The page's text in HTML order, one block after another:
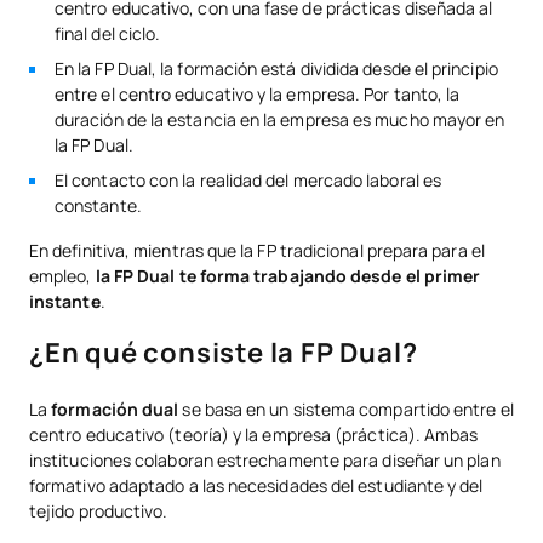
centro educativo, con una fase de prácticas diseñada al
final del ciclo.
En la FP Dual, la formación está dividida desde el principio
entre el centro educativo y la empresa. Por tanto, la
duración de la estancia en la empresa es mucho mayor en
la FP Dual.
El contacto con la realidad del mercado laboral es
constante.
En definitiva, mientras que la FP tradicional prepara para el
empleo, la FP Dual te forma trabajando desde el primer
instante.
¿En qué consiste la FP Dual?
Laformación dual se basa en un sistema compartido entre el
centro educativo (teoría) y la empresa (práctica). Ambas
instituciones colaboran estrechamente para diseñar un plan
formativo adaptado a las necesidades del estudiante y del
tejido productivo.